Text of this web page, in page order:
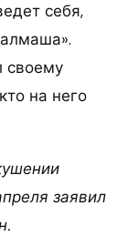
себя,
своему
на него
заявил